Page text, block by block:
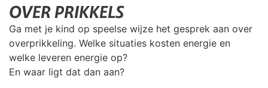
OVER PRIKKELS
Ga met je kind op speelse wijze het gesprek aan over
overprikkeling. Welke situaties kosten energie en
welke leveren energie op?
En waar ligt dat dan aan?